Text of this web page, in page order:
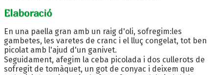
Elaboració
En una paella gran amb un raig d'oli, sofregim:les
gambetes, les varetes de cranc i el lluç congelat, tot ben
picolat amb l'ajud d'un ganivet.
Seguidament, afegim la ceba picolada i dos cullerots de
sofregit de tomàquet, un got de conyac i deixem que